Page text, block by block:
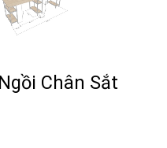
Chân Sắt